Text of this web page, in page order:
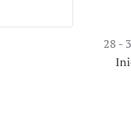
28 -